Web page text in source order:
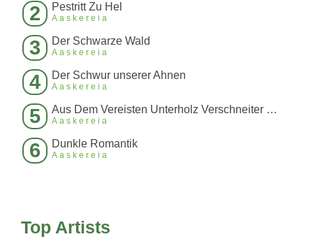
2 Pestritt Zu Hel
Aaskereia
3 Der Schwarze Wald
Aaskereia
4 Der Schwur unserer Ahnen
Aaskereia
5 Aus Dem Vereisten Unterholz Verschneiter Wälder
Aaskereia
6 Dunkle Romantik
Aaskereia
Top Artists